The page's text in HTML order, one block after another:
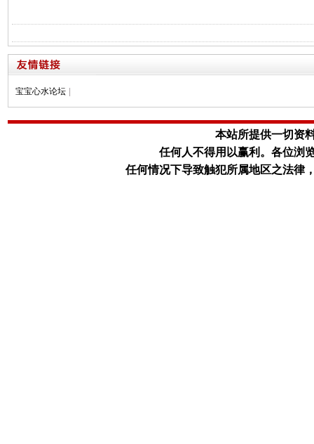
宝宝心水论坛
本站所提供一切资
任何人不得用以赢利。 各位浏
任何情况下导致触犯所属地区之法律